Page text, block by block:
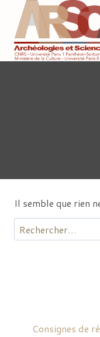
contenu
Il semble que rien
Rechercher :
Consignes de